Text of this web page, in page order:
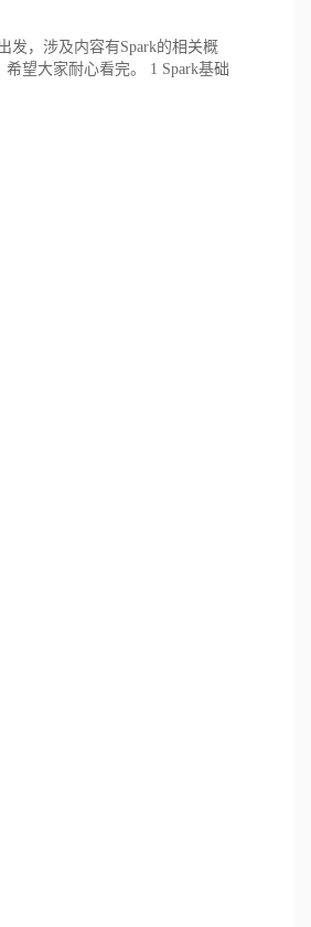
发，涉及内容有Spark的相关概
望大家耐心看完。 1 Spark基础